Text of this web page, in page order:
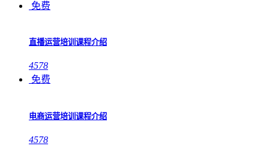
免费
直播运营培训课程介绍
4578
免费
电商运营培训课程介绍
4578